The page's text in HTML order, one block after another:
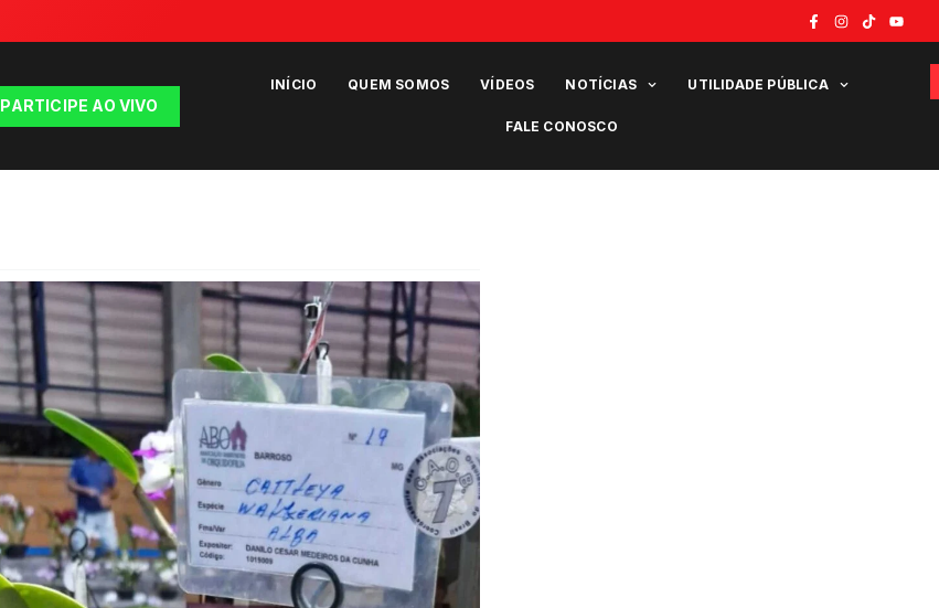
PARTICIPE AO VIVO
INÍCIO QUEM SOMOS VÍDEOS NOTÍCIAS UTILIDADE PÚBLICA
FALE CONOSCO